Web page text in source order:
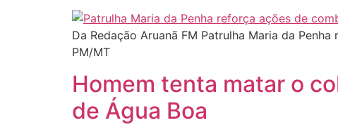
Da Redação Aruanã FM Patrulha Maria da
PM/MT
Homem tenta matar o
de Água Boa